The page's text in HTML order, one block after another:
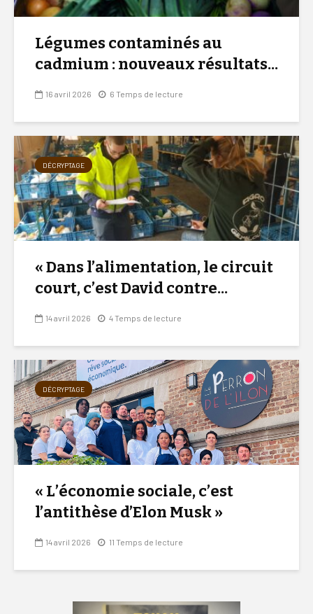
Légumes contaminés au
cadmium : nouveaux résultats...
16 avril 2026 6 Temps de lecture
DÉCRYPTAGE
« Dans l’alimentation, le circuit
court, c’est David contre...
14 avril 2026 4 Temps de lecture
DÉCRYPTAGE
« L’économie sociale, c’est
l’antithèse d’Elon Musk »
14 avril 2026 11 Temps de lecture